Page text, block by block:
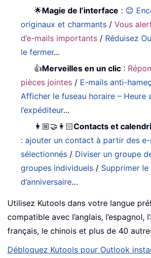
🌟Magie de l’interface : 😊
originaux et charmants /Vous
d’e-mails importants / Réduisez
le fermer...
👍Merveilles en un clic :
pièces jointes / E-mails anti-
Afficher le fuseau horaire – Heure
l’expéditeur…
👩🏼‍🤝‍👩🏻Contacts et
: ajouter un contact à partir des
sélectionnés / Diviser un groupe
groupes individuels / Supprimer le
d’anniversaire…
Utilisez Kutools dans votre langue
compatible avec l’anglais, l’espagnol,
français, le chinois et plus de 40
Débloquez Kutools pour Outlook